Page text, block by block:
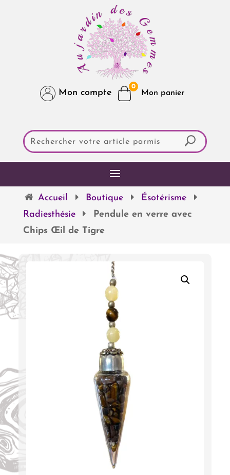
Mon compte
0
Accueil Boutique
Ésotérisme
Radiesthésie
Pendule en verre avec
Chips Œil de Tigre